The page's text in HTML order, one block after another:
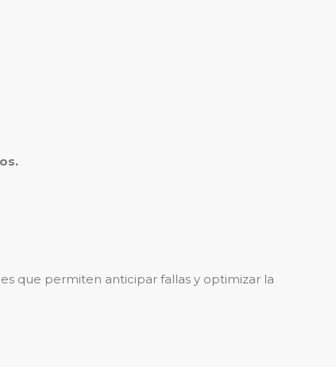
que permiten anticipar fallas y optimizar la